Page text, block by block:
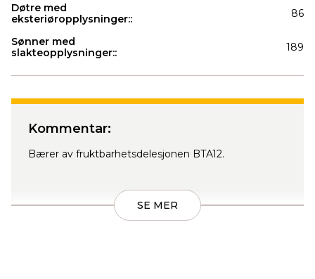
Døtre med
eksteriøropplysninger::
86
Sønner med
slakteopplysninger::
189
Produkter
Kommentar:
Bærer av fruktbarhetsdelesjonen BTA12.
SE MER